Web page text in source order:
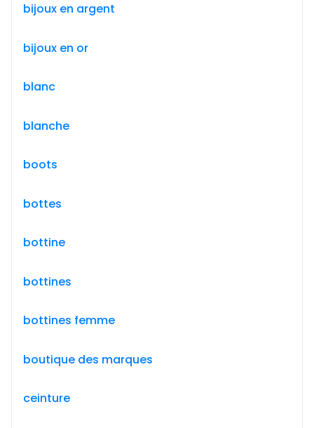
bijoux en argent
bijoux en or
blanc
blanche
boots
bottes
bottine
bottines
bottines femme
boutique des marques
ceinture